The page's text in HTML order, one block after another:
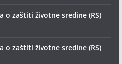
o zaštiti životne sredine (RS)
o zaštiti životne sredine (RS)